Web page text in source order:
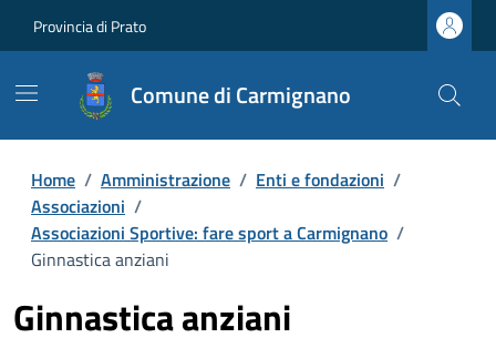
Provincia di Prato
Comune di Carmignano
Home / Amministrazione / Enti e fondazioni /
Associazioni /
Associazioni Sportive: fare sport a Carmignano /
Ginnastica anziani
Ginnastica anziani